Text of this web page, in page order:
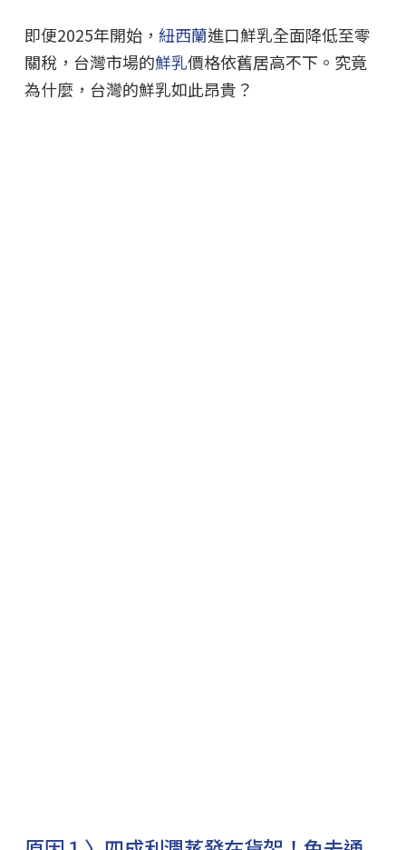
即便2025年開始， 紐西蘭進口鮮乳全面降低至零
關稅，台灣市場的鮮乳價格依舊居高不下。究竟
為什麼，台灣的鮮乳如此昂貴？